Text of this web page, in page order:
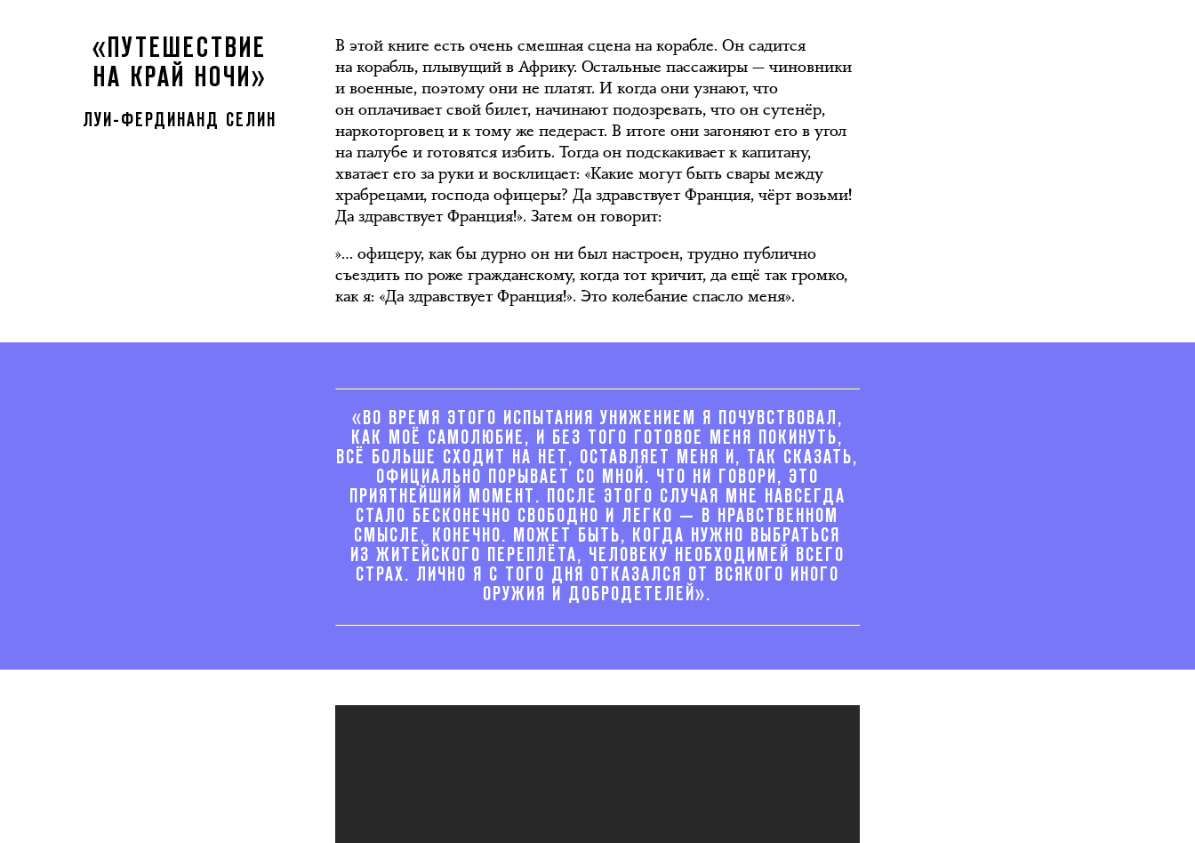
«ПУТЕШЕСТВИЕ
НА КРАЙ НОЧИ»
ЛУИ-ФЕРДИНАНД СЕЛИН
В этой книге есть очень смешная сцена на корабле. Он садится
на корабль, плывущий в Африку. Остальные пассажиры — чиновники
и военные, поэтому они не платят. И когда они узнают, что
он оплачивает свой билет, начинают подозревать, что он сутенёр,
наркоторговец и к тому же педераст. В итоге они загоняют его в угол
на палубе и готовятся избить. Тогда он подскакивает к капитану,
хватает его за руки и восклицает: «Какие могут быть свары между
храбрецами, господа офицеры? Да здравствует Франция, чёрт возьми!
Да здравствует Франция!». Затем он говорит:
»… офицеру, как бы дурно он ни был настроен, трудно публично
съездить по роже гражданскому, когда тот кричит, да ещё так громко,
как я: «Да здравствует Франция!». Это колебание спасло меня».
«ВО ВРЕМЯ ЭТОГО ИСПЫТАНИЯ УНИЖЕНИЕМ Я ПОЧУВСТВОВАЛ,
КАК МОЁ САМОЛЮБИЕ, И БЕЗ ТОГО ГОТОВОЕ МЕНЯ ПОКИНУТЬ,
ВСЁ БОЛЬШЕ СХОДИТ НА НЕТ, ОСТАВЛЯЕТ МЕНЯ И, ТАК СКАЗАТЬ,
ОФИЦИАЛЬНО ПОРЫВАЕТ СО МНОЙ. ЧТО НИ ГОВОРИ, ЭТО
ПРИЯТНЕЙШИЙ МОМЕНТ. ПОСЛЕ ЭТОГО СЛУЧАЯ МНЕ НАВСЕГДА
СТАЛО БЕСКОНЕЧНО СВОБОДНО И ЛЕГКО — В НРАВСТВЕННОМ
СМЫСЛЕ, КОНЕЧНО. МОЖЕТ БЫТЬ, КОГДА НУЖНО ВЫБРАТЬСЯ
ИЗ ЖИТЕЙСКОГО ПЕРЕПЛЁТА, ЧЕЛОВЕКУ НЕОБХОДИМЕЙ ВСЕГО
СТРАХ. ЛИЧНО Я С ТОГО ДНЯ ОТКАЗАЛСЯ ОТ ВСЯКОГО ИНОГО
ОРУЖИЯ И ДОБРОДЕТЕЛЕЙ».